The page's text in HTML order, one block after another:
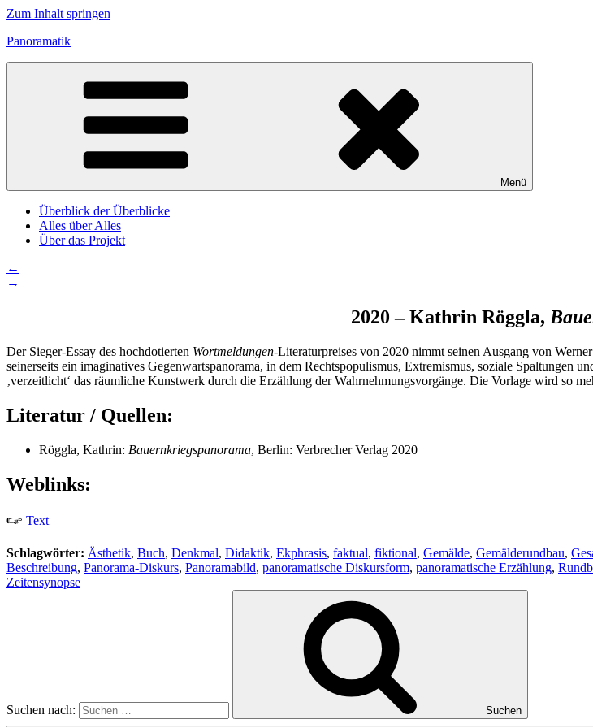
Zum Inhalt springen
Panoramatik
Menü
Überblick der Überblicke
Alles über Alles
Über das Projekt
←
→
2020 – Kathrin Röggla,
Der Sieger-Essay des hochdotierten Wortmeldungen-Literaturpreises von 2020 nimmt seinen Ausgang von
seinerseits ein imaginatives Gegenwartspanorama, in dem Rechtspopulismus, Extremismus, soziale Spaltungen
‚verzeitlicht‘ das räumliche Kunstwerk durch die Erzählung der Wahrnehmungsvorgänge. Die Vorlage wird so
Literatur / Quellen:
Röggla, Kathrin: Bauernkriegspanorama, Berlin: Verbrecher Verlag 2020
Weblinks:
🖙 Text
Schlagwörter: Ästhetik, Buch, Denkmal, Didaktik, Ekphrasis, faktual, fiktional, Gemälde, Gemälderundbau,
Beschreibung, Panorama-Diskurs, Panoramabild, panoramatische Diskursform, panoramatische Erzählung,
Zeitensynopse
Suchen nach: Suchen